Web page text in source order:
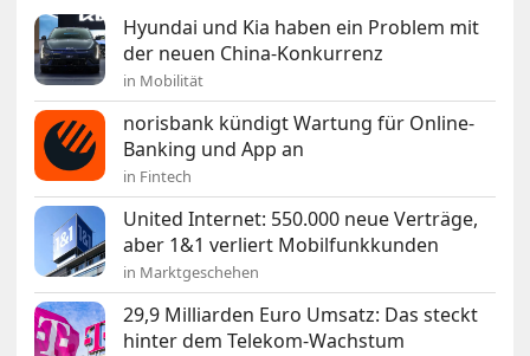
Hyundai und Kia haben ein Problem mit
der neuen China-Konkurrenz
in Mobilität
norisbank kündigt Wartung für Online-
Banking und App an
in Fintech
United Internet: 550.000 neue Verträge,
aber 1&1 verliert Mobilfunkkunden
in Marktgeschehen
29,9 Milliarden Euro Umsatz: Das steckt
hinter dem Telekom-Wachstum